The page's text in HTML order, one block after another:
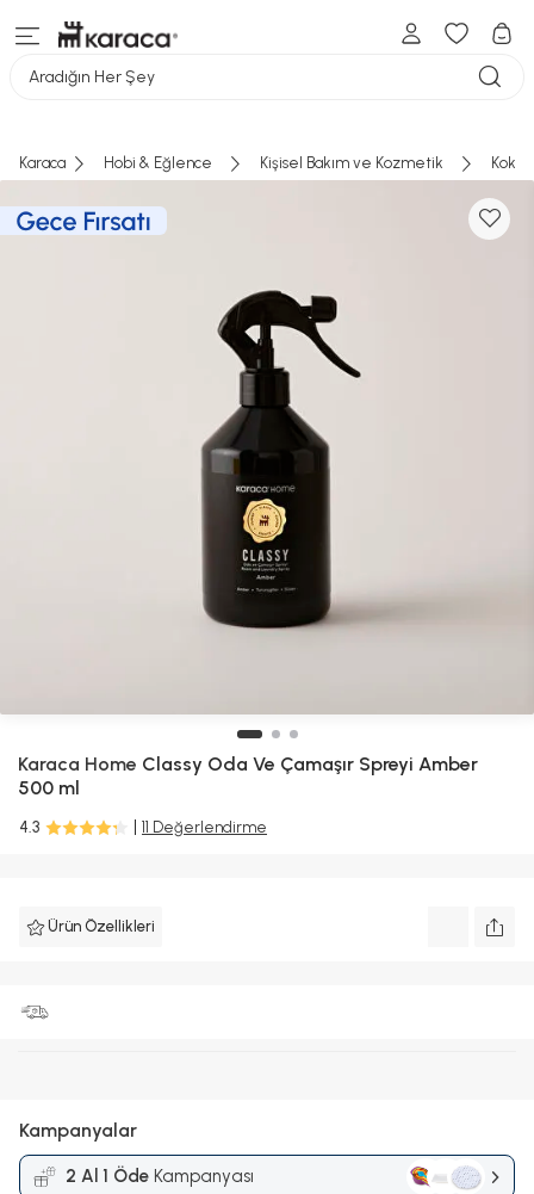
Aradığın Her Şey
Karaca Hobi & Eğlence Kişisel Bakım ve Kozmetik Koku
Karaca Home Classy Oda Ve Çamaşır Spreyi Amber
500 ml
4.3 11 Değerlendirme
Ürün Özellikleri
Kampanyalar
2 Al 1 Öde Kampanyası